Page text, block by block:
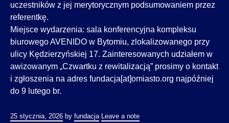
uczestników z jej merytorycznym podsumowaniem przez
referentkę.
Miejsce wydarzenia: sala konferencyjna kompleksu
biurowego AVENIDO w Bytomiu, zlokalizowanego przy
ulicy Kędzierzyńskiej 17. Zainteresowanych udziałem w
awizowanym „Czwartku z rewitalizacją” prosimy o kontakt
i zgłoszenia na adres fundacja[at]omiasto.org najpóźniej
do 9 lutego br.
25 stycznia, 2026 by fundacja Leave a note